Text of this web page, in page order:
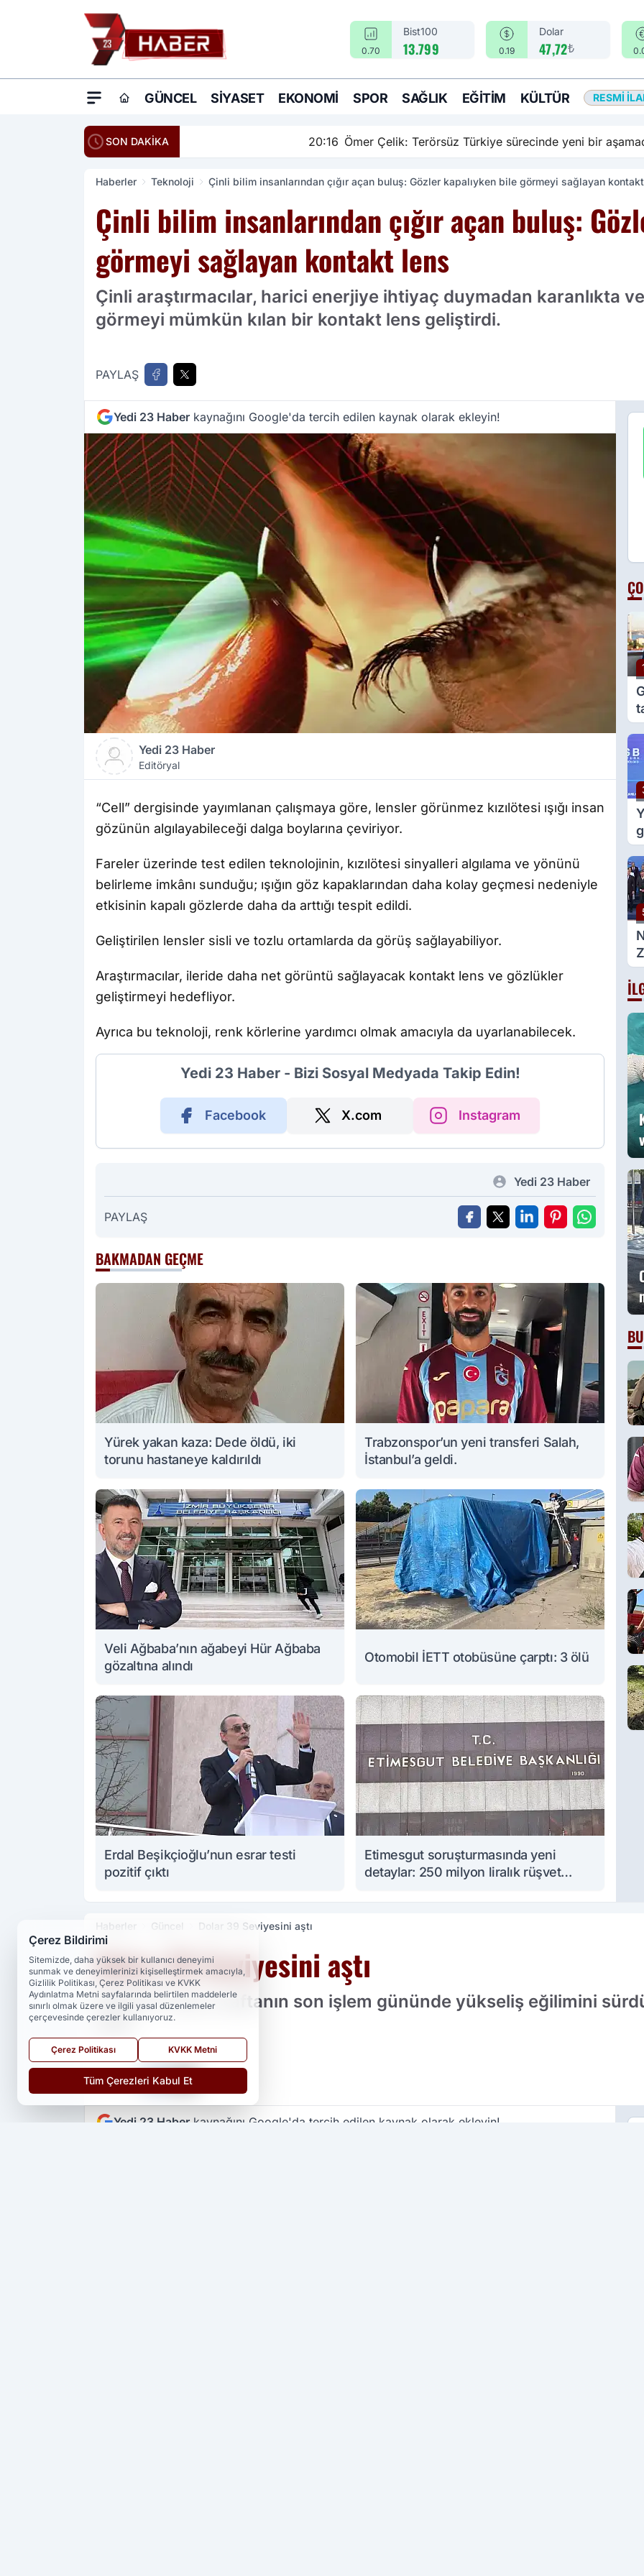
0.70
Bist100
13.799 0.19
Dolar
47,72₺
GÜNCEL SIYASET EKONOMI SPOR SAĞLIK EĞITIM KÜLTÜR RESMI
SON DAKİKA Ömer Çelik: Terörsüz Türkiye sürecinde yeni bir aşamadayız
Haberler Teknoloji Çinli bilim insanlarından çığır açan buluş: Gözler kapalıyken bile görmeyi sağlayan
Çinli bilim insanlarından çığır açan buluş:
görmeyi sağlayan kontakt lens
Çinli araştırmacılar, harici enerjiye ihtiyaç duymadan karanlıkta
görmeyi mümkün kılan bir kontakt lens geliştirdi.
PAYLAŞ
Yedi 23 Haber kaynağını Google'da tercih edilen kaynak olarak ekleyin!
Yedi 23 Haber
Editöryal
“Cell” dergisinde yayımlanan çalışmaya göre, lensler görünmez kızılötesi ışığı insan
gözünün algılayabileceği dalga boylarına çeviriyor.
Fareler üzerinde test edilen teknolojinin, kızılötesi sinyalleri algılama ve yönünü
belirleme imkânı sunduğu; ışığın göz kapaklarından daha kolay geçmesi nedeniyle
etkisinin kapalı gözlerde daha da arttığı tespit edildi.
Geliştirilen lensler sisli ve tozlu ortamlarda da görüş sağlayabiliyor.
Araştırmacılar, ileride daha net görüntü sağlayacak kontakt lens ve gözlükler
geliştirmeyi hedefliyor.
Ayrıca bu teknoloji, renk körlerine yardımcı olmak amacıyla da uyarlanabilecek.
Yedi 23 Haber - Bizi Sosyal Medyada Takip Edin!
Facebook X.com Instagram
Yedi 23 Haber
PAYLAŞ
BAKMADAN GEÇME
Yürek yakan kaza: Dede öldü, iki
torunu hastaneye kaldırıldı
Trabzonspor’un yeni transferi Salah,
İstanbul’a geldi.
Veli Ağbaba’nın ağabeyi Hür Ağbaba
gözaltına alındı
Otomobil İETT otobüsüne çarptı: 3 ölü
Erdal Beşikçioğlu’nun esrar testi
pozitif çıktı
Etimesgut soruşturmasında yeni
detaylar: 250 milyon liralık rüşvet
Haberler Güncel Dolar 39 Seviyesini aştı
Dolar 39 Seviyesini aştı
Dolar/TL kuru, haftanın son işlem gününde yükseliş eğilimini
çıktı.
PAYLAŞ
Yedi 23 Haberkaynağını Google'da tercih edilen kaynak olarak ekleyin!
Çerez Bildirimi
Sitemizde, daha yüksek bir kullanıcı deneyimi
sunmak ve deneyimlerinizi kişiselleştirmek amacıyla,
Gizlilik Politikası, Çerez Politikası ve KVKK
Aydınlatma Metni sayfalarında belirtilen maddelerle
sınırlı olmak üzere ve ilgili yasal düzenlemeler
çerçevesinde çerezler kullanıyoruz.
Çerez Politikası KVKK Metni
Tüm Çerezleri Kabul Et